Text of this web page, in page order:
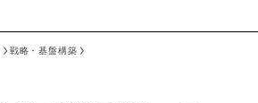
戦略・基盤構築